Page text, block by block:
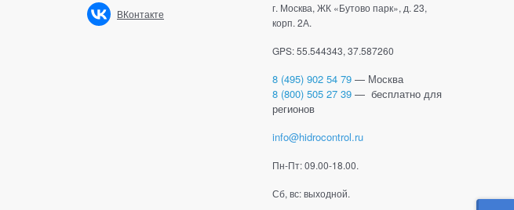
ВКонтакте
г. Москва, ЖК «Бутово парк», д. 23,
корп. 2А.
GPS: 55.544343, 37.587260
8 (495) 902 54 79 — Москва
8 (800) 505 27 39 — бесплатно для
регионов
info@hidrocontrol.ru
Пн-Пт: 09.00-18.00.
Сб, вс: выходной.